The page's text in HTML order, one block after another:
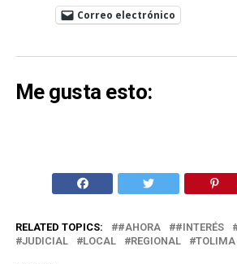
Correo electrónico
Me gusta esto:
RELATED TOPICS: #AHORA #INTERÉS
JUDICIAL
LOCAL REGIONAL TOLIMA